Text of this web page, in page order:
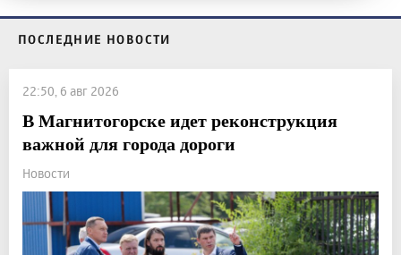
ПОСЛЕДНИЕ НОВОСТИ
22:50, 6 авг 2026
В Магнитогорске идет реконструкция
важной для города дороги
Новости